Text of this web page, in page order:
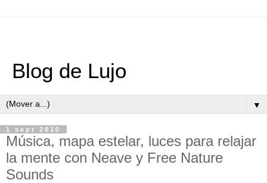
Blog de Lujo
▼
1 sept 2010
Música, mapa estelar, luces para relajar
la mente con Neave y Free Nature
Sounds